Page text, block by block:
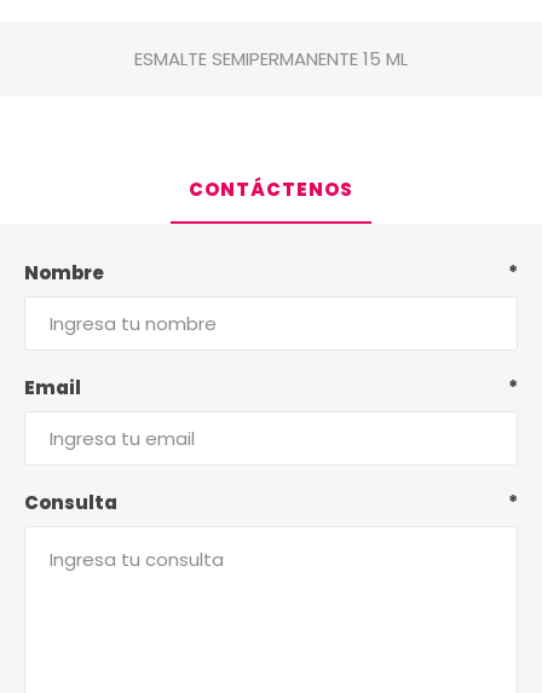
ESMALTE SEMIPERMANENTE 15 ML
CONTÁCTENOS
Nombre *
Email *
Consulta *